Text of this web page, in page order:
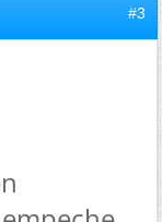
#3